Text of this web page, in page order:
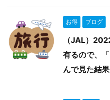
お得 ブログ
（JAL）
有るので、
んで見た結果